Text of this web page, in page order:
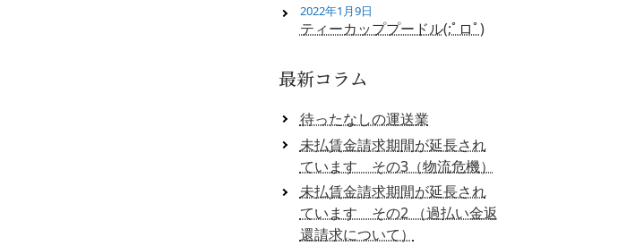
ティーカッププードル(;ﾟロﾟ)
2022年1月9日
最新コラム
待ったなしの運送業
未払賃金請求期間が延長され
ています その3（物流危機）
未払賃金請求期間が延長され
ています その2 （過払い金返
還請求について）